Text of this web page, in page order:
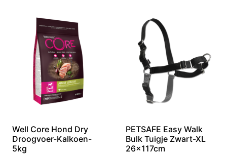
Well Core Hond Dry
Droogvoer-Kalkoen-
5kg
PETSAFE Easy Walk
Bulk Tuigje Zwart-XL
26x117cm